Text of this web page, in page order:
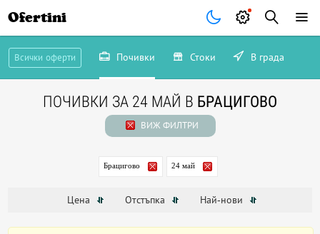
Ofertini
Всички оферти Почивки Стоки В града
ПОЧИВКИ ЗА 24 МАЙ В БРАЦИГОВО
ВИЖ ФИЛТРИ
Брацигово 24 май
Цена Отстъпка Най-нови